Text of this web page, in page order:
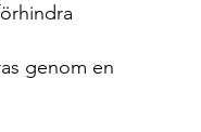
genom en